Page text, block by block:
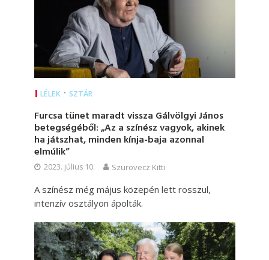
LÉLEK • SZTÁR
Furcsa tünet maradt vissza Gálvölgyi János
betegségéből: „Az a színész vagyok, akinek
ha játszhat, minden kínja-baja azonnal
elmúlik”
2023. július 10. Szurovecz Kitti
A színész még május közepén lett rosszul,
intenzív osztályon ápolták.